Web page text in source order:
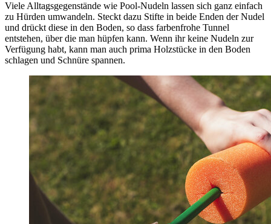
Viele Alltagsgegenstände wie Pool-Nudeln lassen sich ganz einfach
zu Hürden umwandeln. Steckt dazu Stifte in beide Enden der Nudel
und drückt diese in den Boden, so dass farbenfrohe Tunnel
entstehen, über die man hüpfen kann. Wenn ihr keine Nudeln zur
Verfügung habt, kann man auch prima Holzstücke in den Boden
schlagen und Schnüre spannen.